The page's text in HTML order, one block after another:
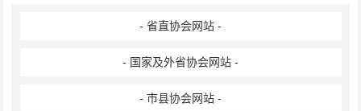
- 省直协会网站 -
- 国家及外省协会网站 -
- 市县协会网站 -